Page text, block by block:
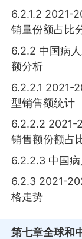
6.2.1.2 2021-
销量份额占比
6.2.2 中国病
额分析
6.2.2.1 2021-
型销售额统计
6.2.2.2 2021-
销售额份额占
6.2.2.3 中国
6.2.3 2021-
格走势
第七章全球和